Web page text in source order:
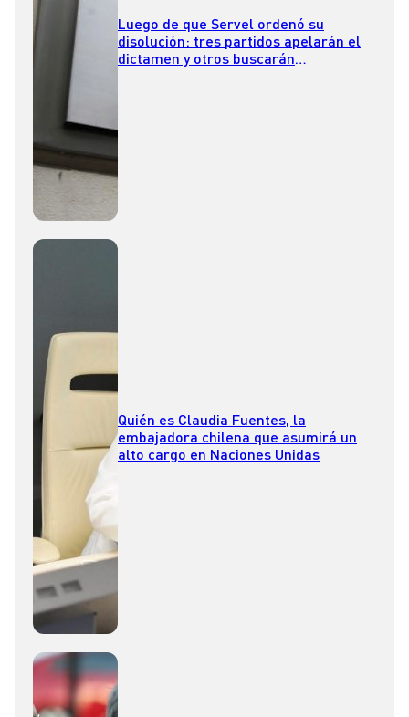
Luego de que Servel ordenó su
disolución: tres partidos apelarán el
dictamen y otros buscarán
Quién es Claudia Fuentes, la
embajadora chilena que asumirá un
alto cargo en Naciones Unidas